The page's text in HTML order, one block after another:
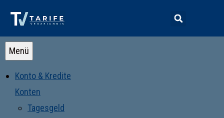
Menü
Konto & Kredite
Konten
Tagesgeld